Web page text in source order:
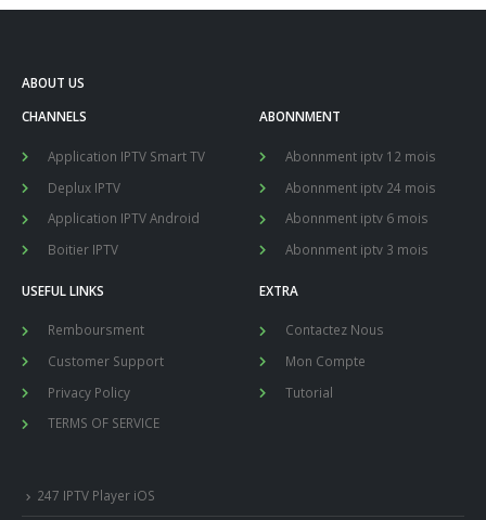
ABOUT US
CHANNELS
Application IPTV Smart TV
Deplux IPTV
Application IPTV Android
Boitier IPTV
ABONNMENT
Abonnment iptv 12 mois
Abonnment iptv 24 mois
Abonnment iptv 6 mois
Abonnment iptv 3 mois
USEFUL LINKS
Remboursment
Customer Support
Privacy Policy
TERMS OF SERVICE
EXTRA
Contactez Nous
Mon Compte
Tutorial
247 IPTV Player iOS